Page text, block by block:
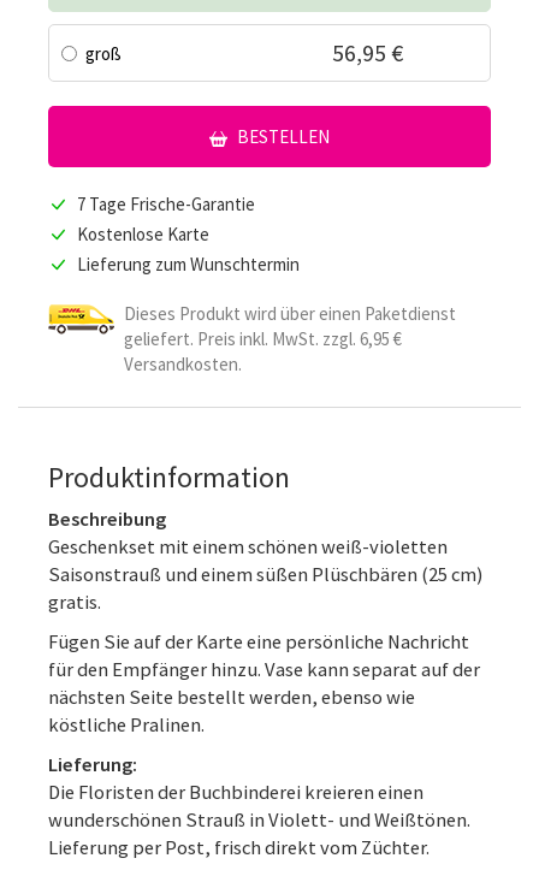
groß 56,95 €
BESTELLEN
7 Tage Frische-Garantie
Kostenlose Karte
Lieferung zum Wunschtermin
Dieses Produkt wird über einen Paketdienst
geliefert. Preis inkl. MwSt. zzgl. 6,95 €
Versandkosten.
Produktinformation
Beschreibung
Geschenkset mit einem schönen weiß-violetten
Saisonstrauß und einem süßen Plüschbären (25 cm)
gratis.
Fügen Sie auf der Karte eine persönliche Nachricht
für den Empfänger hinzu. Vase kann separat auf der
nächsten Seite bestellt werden, ebenso wie
köstliche Pralinen.
Lieferung:
Die Floristen der Buchbinderei kreieren einen
wunderschönen Strauß in Violett- und Weißtönen.
Lieferung per Post, frisch direkt vom Züchter.